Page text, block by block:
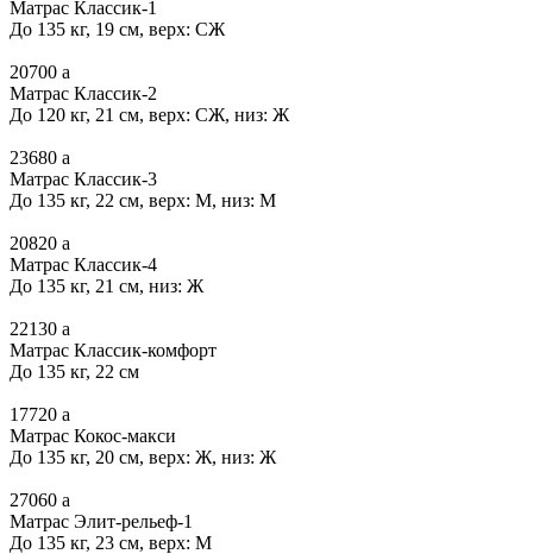
Матрас Классик-1
До 135 кг, 19 см, верх: СЖ
20700 a
Матрас Классик-2
До 120 кг, 21 см, верх: СЖ, низ: Ж
23680 a
Матрас Классик-3
До 135 кг, 22 см, верх: М, низ: М
20820 a
Матрас Классик-4
До 135 кг, 21 см, низ: Ж
22130 a
Матрас Классик-комфорт
До 135 кг, 22 см
17720 a
Матрас Кокос-макси
До 135 кг, 20 см, верх: Ж, низ: Ж
27060 a
Матрас Элит-рельеф-1
До 135 кг, 23 см, верх: М